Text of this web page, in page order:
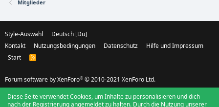
Mitglieder
Style-Auswahl
Deutsch [Du]
Kontakt
Nutzungsbedingungen Datenschutz
Hilfe und Impressum
Start
R
S
Forum software by XenForo® © 2010-2021 XenForo Ltd.
Diese Seite verwendet Cookies, um Inhalte zu personalisieren und dich
nach der Registrierung angemeldet zu halten. Durch die Nutzung unserer